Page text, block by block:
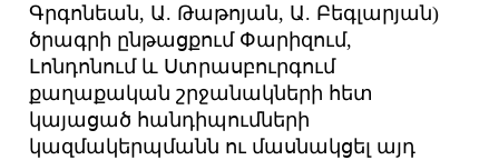
Գրգոնեան, Ա. Թաթոյան, Ա. Բեգլարյան)
ծրագրի ընթացքում Փարիզում,
Լոնդոնում և Ստրասբուրգում
քաղաքական շրջանակների հետ
կայացած հանդիպումների
կազմակերպմանն ու մասնակցել այդ